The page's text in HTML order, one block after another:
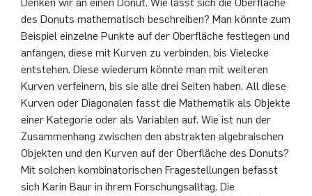
des Donuts mathematisch beschreiben? Man könnte zum
Beispiel einzelne Punkte auf der Oberfläche festlegen und
anfangen, diese mit Kurven zu verbinden, bis Vielecke
entstehen. Diese wiederum könnte man mit weiteren
Kurven verfeinern, bis sie alle drei Seiten haben. All diese
Kurven oder Diagonalen fasst die Mathematik als Objekte
einer Kategorie oder als Variablen auf. Wie ist nun der
Zusammenhang zwischen den abstrakten algebraischen
Objekten und den Kurven auf der Oberfläche des Donuts?
Mit solchen kombinatorischen Fragestellungen befasst
sich Karin Baur in ihrem Forschungsalltag. Die
Computer Programs
Oberseminar dynamical systems
Past Events
Calendar
Annika Schulte
Kim Fenrich
Laura Geldermann
Dorothea Plätz
Farhad Razeghpour
Rahul Raphael Kanekar
Marius Kroll
Sebastian Kühnert
Thomas Lam
Zoe Kristin Lange
Presse
German)
Servicezentrum/SZMA
Chancengleichheit
Bibliothek
Förderverein
International Studies